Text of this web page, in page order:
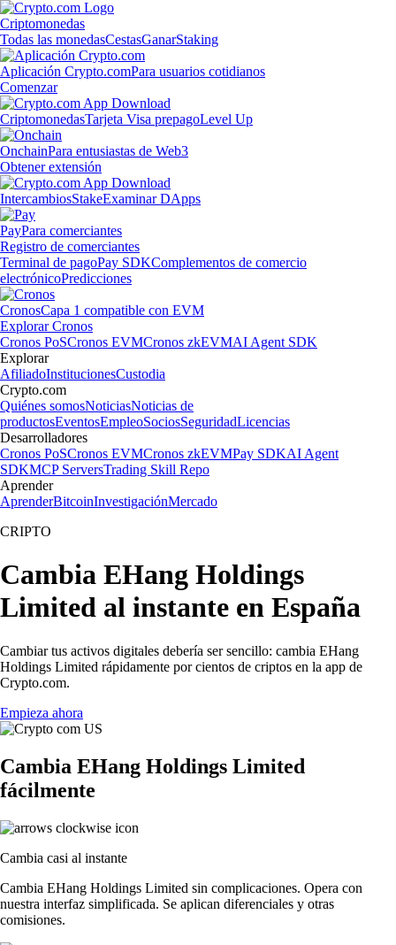
Criptomonedas
Todas las monedasCestasGanarStaking
Aplicación Crypto.comPara usuarios cotidianos
Comenzar
CriptomonedasTarjeta Visa prepagoLevel Up
OnchainPara entusiastas de Web3
Obtener extensión
IntercambiosStakeExaminar DApps
PayPara comerciantes
Registro de comerciantes
Terminal de pagoPay SDKComplementos de comercio
electrónicoPredicciones
CronosCapa 1 compatible con EVM
Explorar Cronos
Cronos PoSCronos EVMCronos zkEVMAI Agent SDK
Explorar
AfiliadoInstitucionesCustodia
Crypto.com
Quiénes somosNoticiasNoticias de
productosEventosEmpleoSociosSeguridadLicencias
Desarrolladores
Cronos PoSCronos EVMCronos zkEVMPay SDKAI Agent
SDKMCP ServersTrading Skill Repo
Aprender
AprenderBitcoinInvestigaciónMercado
CRIPTO
Cambia EHang Holdings
Limited al instante en España
Cambiar tus activos digitales debería ser sencillo: cambia EHang
Holdings Limited rápidamente por cientos de criptos en la app de
Crypto.com.
Empieza ahora
Cambia EHang Holdings Limited
fácilmente
Cambia casi al instante
Cambia EHang Holdings Limited sin complicaciones. Opera con
nuestra interfaz simplificada. Se aplican diferenciales y otras
comisiones.